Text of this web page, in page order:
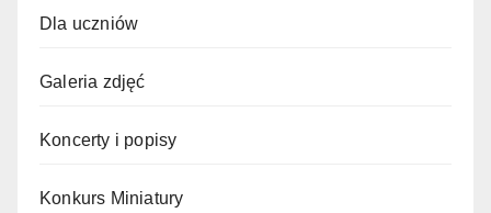
Dla uczniów
Galeria zdjęć
Koncerty i popisy
Konkurs Miniatury